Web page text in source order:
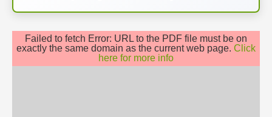
Failed to fetch Error: URL to the PDF file must be on
exactly the same domain as the current web page. Click
here for more info